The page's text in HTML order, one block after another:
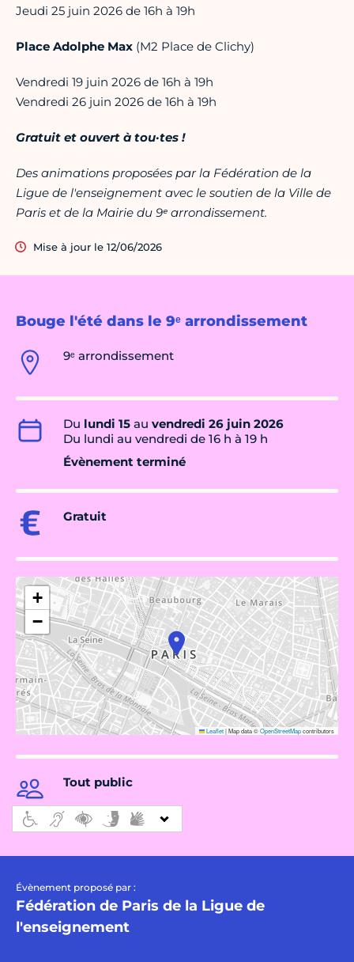
Bouge l'été dans le 9ᵉ arrondissement
9ᵉ arrondissement
Du lundi 15 au vendredi 26 juin 2026
Du lundi au vendredi de 16 h à 19 h
Évènement terminé
Gratuit
+
−
Leaflet|Map data ©OpenStreetMapcontributors
Tout public
Évènement proposé par :
Fédération de Paris de la Ligue de
l'enseignement
Jeudi 25 juin 2026 de 16h à 19h
Place Adolphe Max (M2 Place de Clichy)
Vendredi 19 juin 2026 de 16h à 19h
Vendredi 26 juin 2026 de 16h à 19h
Gratuit et ouvert à tou·tes !
Des animations proposées par la Fédération de la
Ligue de l'enseignement avec le soutien de la Ville de
Paris et de la Mairie du 9ᵉ arrondissement.
Mise à jour le 12/06/2026